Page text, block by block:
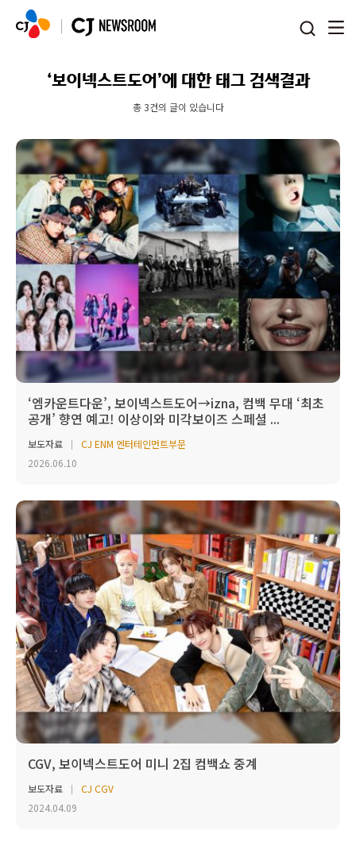
‘보이넥스트도어’에 대한 태그 검색결과
총 3건의 글이 있습니다
‘엠카운트다운’, 보이넥스트도어→izna, 컴백 무대 ‘최초
공개’ 향연 예고! 이상이와 미각보이즈 스페셜 ...
보도자료
CJ ENM 엔터테인먼트부문
2026.06.10
CGV, 보이넥스트도어 미니 2집 컴백쇼 중계
보도자료
CJ CGV
2024.04.09